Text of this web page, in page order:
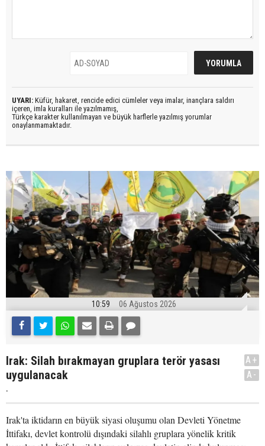
UYARI: Küfür, hakaret, rencide edici cümleler veya imalar, inançlara saldırı
içeren, imla kuralları ile yazılmamış,
Türkçe karakter kullanılmayan ve büyük harflerle yazılmış yorumlar
onaylanmamaktadır.
10:59 06 Ağustos 2026
Irak: Silah bırakmayan gruplara terör yasası
uygulanacak
.
A+
A-
Irak'ta iktidarın en büyük siyasi oluşumu olan Devleti Yönetme
İttifakı, devlet kontrolü dışındaki silahlı gruplara yönelik kritik